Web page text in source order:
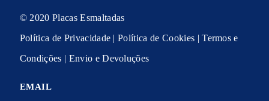
© 2020 Placas Esmaltadas
Política de Privacidade |Política de Cookies |Termos e
Condições | Envio e Devoluções
EMAIL